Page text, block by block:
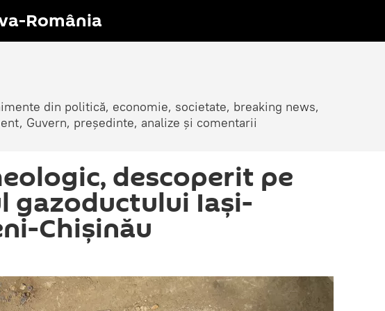
România
din politică, economie, societate, breaking news,
Guvern, președinte, analize și comentarii
descoperit pe
gazoductului Iași-
Chișinău